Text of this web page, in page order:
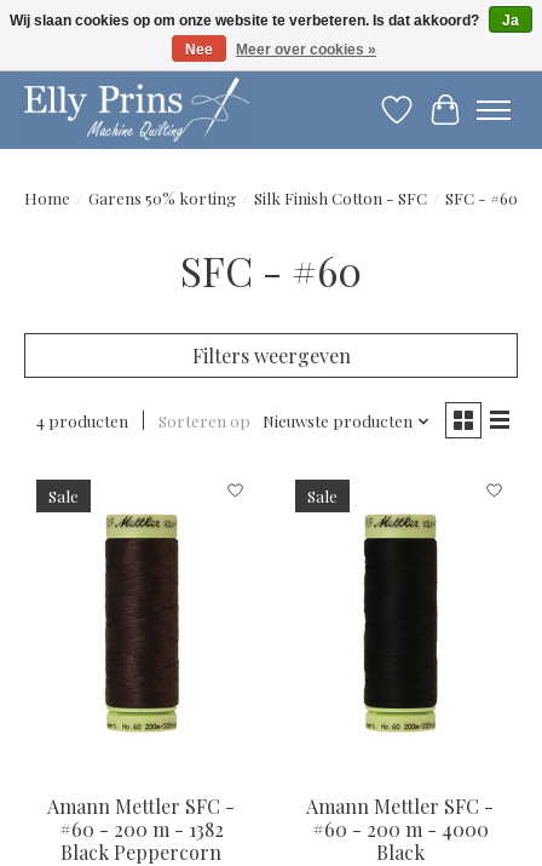
Let op: gewijzigde openingstijden!
Verlanglijst
Home / Garens 50% korting / Silk Finish Cotton - SFC / SFC - #60
SFC - #60
Filters weergeven
4 producten Sorteren op Nieuwste producten
Sale
Amann Mettler SFC -
#60 - 200 m - 1382
Black Peppercorn
Sale
Amann Mettler SFC -
#60 - 200 m - 4000
Black
Wij slaan cookies op om onze website te verbeteren. Is dat akkoord?
Ja
Nee
Meer over cookies »